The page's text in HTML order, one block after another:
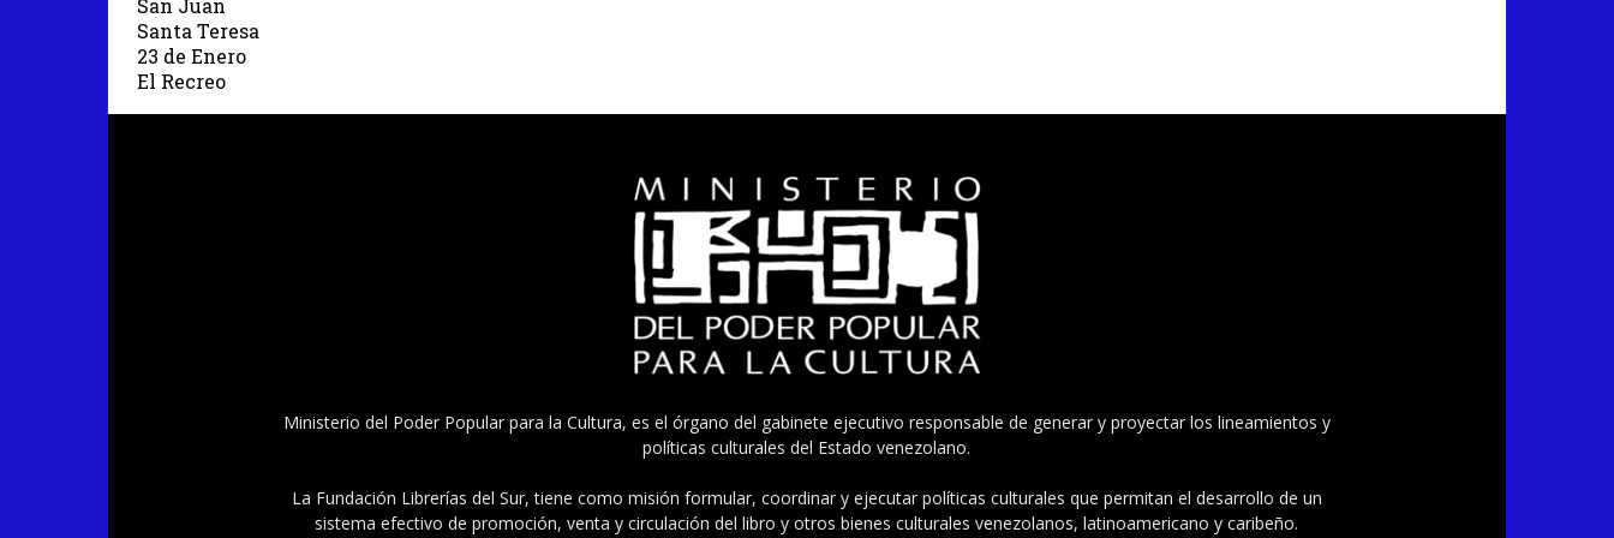
Santa Teresa
23 de Enero
El Recreo
Ministerio del Poder Popular para la Cultura, es el órgano del gabinete ejecutivo responsable de generar y proyectar los lineamientos y
políticas culturales del Estado venezolano.
La Fundación Librerías del Sur, tiene como misión formular, coordinar y ejecutar políticas culturales que permitan el desarrollo de un
sistema efectivo de promoción, venta y circulación del libro y otros bienes culturales venezolanos, latinoamericano y caribeño.